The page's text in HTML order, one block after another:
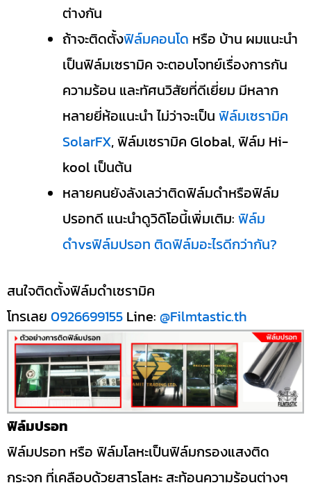
ต่างกัน
ถ้าจะติดตั้งฟิล์มคอนโด หรือ บ้าน ผมแนะนำ
เป็นฟิล์มเซรามิค จะตอบโจทย์เรื่องการกัน
ความร้อน และทัศนวิสัยที่ดีเยี่ยม มีหลาก
หลายยี่ห้อแนะนำ ไม่ว่าจะเป็น ฟิล์มเซรามิค
SolarFX, ฟิล์มเซรามิค Global, ฟิล์ม Hi-
kool เป็นต้น
หลายคนยังลังเลว่าติดฟิล์มดำหรือฟิล์ม
ปรอทดี แนะนำดูวิดิโอนี้เพิ่มเติม: ฟิล์ม
ดำvsฟิล์มปรอท ติดฟิล์มอะไรดีกว่ากัน?
สนใจติดตั้งฟิล์มดำเซรามิค
โทรเลย 0926699155 Line: @Filmtastic.th
ฟิล์มปรอท
ฟิล์มปรอท หรือ ฟิล์มโลหะเป็นฟิล์มกรองแสงติด
กระจก ที่เคลือบด้วยสารโลหะ สะท้อนความร้อนต่างๆ